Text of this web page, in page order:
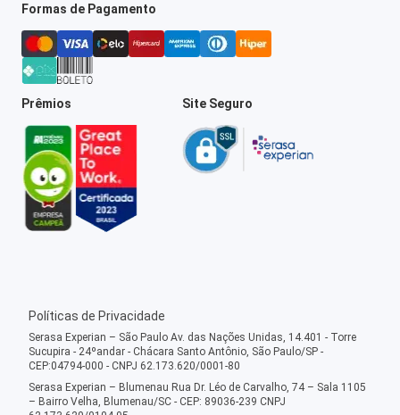
Formas de Pagamento
Prêmios Site Seguro
Políticas de Privacidade
Serasa Experian – São Paulo Av. das Nações Unidas, 14.401 - Torre
Sucupira - 24ºandar - Chácara Santo Antônio, São Paulo/SP -
CEP:04794-000 - CNPJ 62.173.620/0001-80
Serasa Experian – Blumenau Rua Dr. Léo de Carvalho, 74 – Sala 1105
– Bairro Velha, Blumenau/SC - CEP: 89036-239 CNPJ